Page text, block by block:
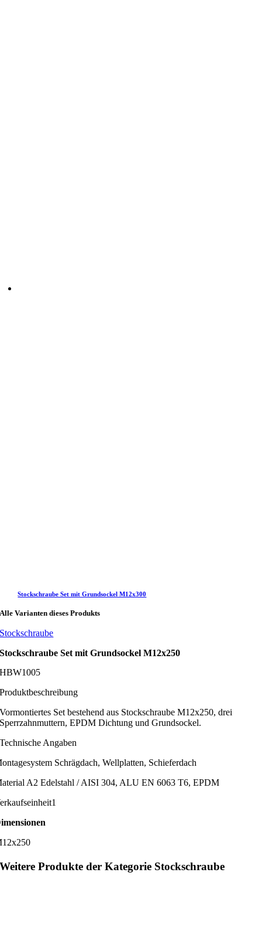
Stockschraube Set mit Grundsockel M12x300
Alle Varianten dieses Produkts
Stockschraube
Stockschraube Set mit Grundsockel M12x250
Produktbeschreibung
Vormontiertes Set bestehend aus Stockschraube M12x250, drei
Sperrzahnmuttern, EPDM Dichtung und Grundsockel.
Technische Angaben
Schrägdach, Wellplatten, Schieferdach
A2 Edelstahl / AISI 304, ALU EN 6063 T6, EPDM
1
Weitere Produkte der Kategorie Stockschraube